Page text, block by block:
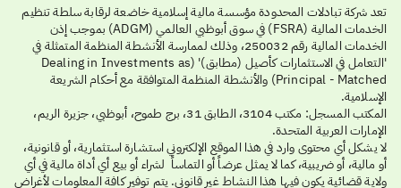
تعد شركة تبادلات المحدودة مؤسسة مالية إسلامية خاضعة لرقابة سلطة تنظيم
الخدمات المالية (FSRA) في سوق أبوظبي العالمي (ADGM) بموجب إذن
الخدمات المالية رقم 250032، وذلك لممارسة الأنشطة المنظمة المتمثلة في
'التعامل في الاستثمارات كأصيل (مطابق)' (Dealing in Investments as
Principal - Matched) والأنشطة المنظمة المتوافقة مع أحكام الشريعة
الإسلامية.
المكتب المسجل: مكتب 3104، الطابق 31، برج طموح، أبوظبي، جزيرة الريم،
الإمارات العربية المتحدة.
لا يشكل أي محتوى وارد في هذا الموقع الإلكتروني استشارة استثمارية، أو قانونية،
أو مالية، أو ضريبية، كما لا يمثل عرضاً أو التماساً لشراء أو بيع أي أداة مالية في أي
ولاية قضائية يكون فيها هذا النشاط غير قانوني. يتم توفير كافة المعلومات لأغراض